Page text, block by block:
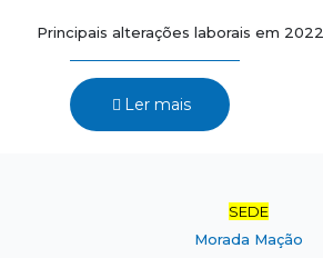
Principais alterações laborais em 2022
Ler mais
SEDE
Morada Mação